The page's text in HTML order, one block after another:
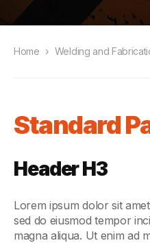
Home › Welding and
Standard
Header H3
Lorem ipsum dolor sit
sed do eiusmod tempor
magna aliqua. Ut enim ad